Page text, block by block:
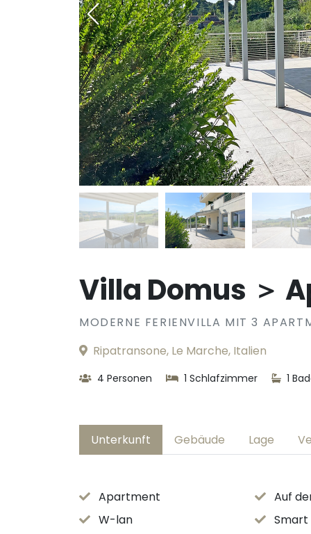
Villa Domus ＞
MODERNE FERIENVILLA MIT 3
Ripatransone, Le Marche, Italien
4 Personen 1 Schlafzimmer 1
Unterkunft Gebäude Lage
Apartment Auf
W-lan
Smart